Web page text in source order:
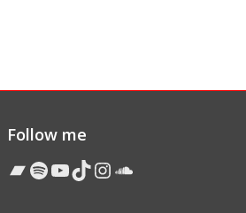
Follow me
Bandcamp
Spotify
YouTube
TikTok
Instagram
Soundcloud